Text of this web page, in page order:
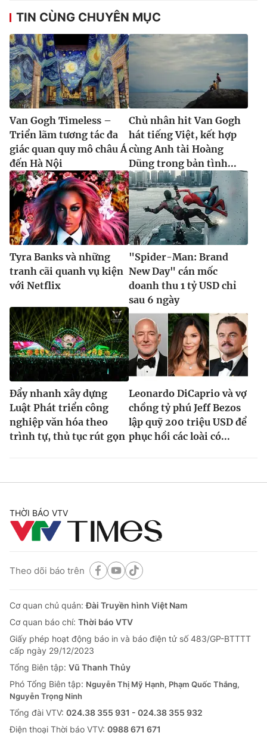
TIN CÙNG CHUYÊN MỤC
Van Gogh Timeless –
Triển lãm tương tác đa
giác quan quy mô châu Á
đến Hà Nội
Chủ nhân hit Van Gogh
hát tiếng Việt, kết hợp
cùng Anh tài Hoàng
Dũng trong bản tình...
Tyra Banks và những
tranh cãi quanh vụ kiện
với Netflix
"Spider-Man: Brand
New Day" cán mốc
doanh thu 1 tỷ USD chỉ
sau 6 ngày
Đẩy nhanh xây dựng
Luật Phát triển công
nghiệp văn hóa theo
trình tự, thủ tục rút gọn
Leonardo DiCaprio và vợ
chồng tỷ phú Jeff Bezos
lập quỹ 200 triệu USD để
phục hồi các loài có...
THỜI BÁO VTV
Theo dõi báo trên
Cơ quan chủ quản:Đài Truyền hình Việt Nam
Cơ quan báo chí: Thời báo VTV
Giấy phép hoạt động báo in và báo điện tử số 483/GP-BTTTT
cấp ngày 29/12/2023
Tổng Biên tập: Vũ Thanh Thủy
Phó Tổng Biên tập: Nguyễn Thị Mỹ Hạnh, Phạm Quốc Thắng,
Nguyễn Trọng Ninh
Tổng đài VTV: 024.38 355 931 - 024.38 355 932
Ðiện thoại Thời báo VTV: 0988 671 671